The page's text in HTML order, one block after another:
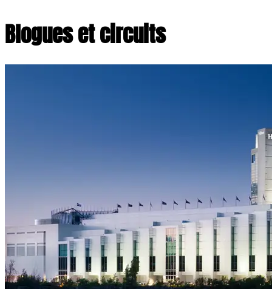
Blogues et circuits